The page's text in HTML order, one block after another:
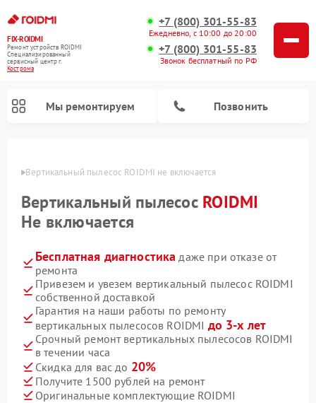
FIX-ROIDMI
Ремонт устройств ROIDMI
Специализированный
cервисный центр г.
Кострома
+7 (800) 301-55-83
Ежедневно, с 10:00 до 20:00
+7 (800) 301-55-83
Звонок бесплатный по РФ
Мы ремонтируем Позвонить
Вертикальный пылесос ROIDMI не включается
Вертикальный пылесос ROIDMI
Не включается
Бесплатная диагностика даже при отказе от
ремонта
Привезем и увезем вертикальный пылесос ROIDMI
собственной доставкой
Гарантия на наши работы по ремонту
вертикальных пылесосов ROIDMI до 3-х лет
Срочный ремонт вертикальных пылесосов ROIDMI
в течении часа
Скидка для вас до 20%
Получите 1500 рублей на ремонт
Оригинальные комплектующие ROIDMI